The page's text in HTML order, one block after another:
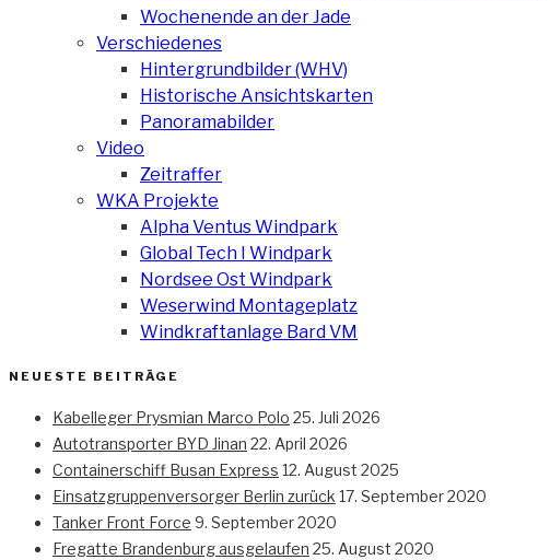
Wochenende an der Jade
Verschiedenes
Hintergrundbilder (WHV)
Historische Ansichtskarten
Panoramabilder
Video
Zeitraffer
WKA Projekte
Alpha Ventus Windpark
Global Tech I Windpark
Nordsee Ost Windpark
Weserwind Montageplatz
Windkraftanlage Bard VM
NEUESTE BEITRÄGE
Kabelleger Prysmian Marco Polo 25. Juli 2026
Autotransporter BYD Jinan 22. April 2026
Containerschiff Busan Express 12. August 2025
Einsatzgruppenversorger Berlin zurück 17. September 2020
Tanker Front Force 9. September 2020
Fregatte Brandenburg ausgelaufen 25. August 2020